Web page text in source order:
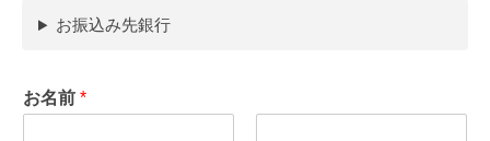
お振込み先銀行
お名前 *